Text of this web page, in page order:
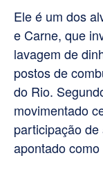
Ele é um dos
e Carne, que
lavagem de
postos de
do Rio.
movimentado
participação
apontado